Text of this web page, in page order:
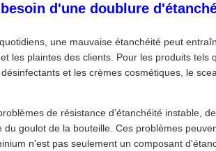
d'une doublure
une mauvaise étanchéité peut
les plaintes des clients. Pour les produits
et les crèmes cosmétiques, le
de résistance d’étanchéité instable,
goulot de la bouteille. Ces problèmes
n'est pas seulement un composant